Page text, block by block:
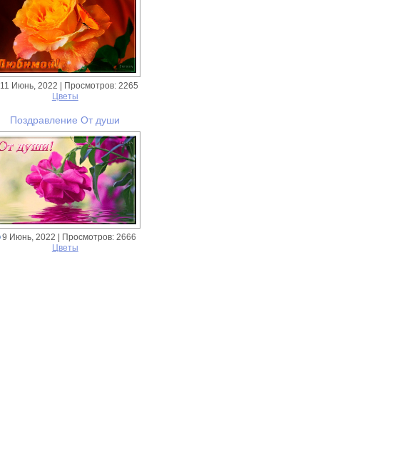
11 Июнь, 2022 | Просмотров: 2265
Цветы
Поздравление От души
9 Июнь, 2022 | Просмотров: 2666
Цветы